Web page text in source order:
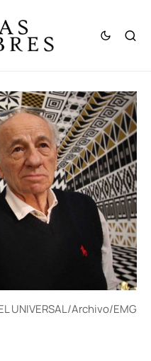
UNIVERSAL/Archivo/EMG